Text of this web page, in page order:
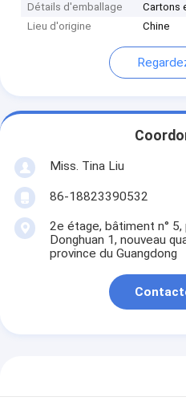
Détails d'emballage
Cartons
Lieu d'origine
Chine
Miss. Tina Liu
86-18823390532
2e étage, bâtiment n°
Donghuan 1, nouveau
province du Guangdong